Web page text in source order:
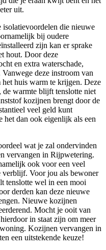
uit.
isolatievoordelen die nieuwe
bij oudere
zijn kan er sprake
hout. Door deze
en extra waterschade,
deze instroom van
huis warm te krijgen. Deze
de warmte blijft tenslotte niet
kozijnen brengt door de
veel geld kunt
het dan ook eigenlijk als een
wat je zal ondervinden
vervangen in Rijpwetering.
ook voor een veel
verblijf. Voor jou als bewoner
tenslotte wel in een mooi
derden kan deze nieuwe
Nieuwe kozijnen
Mocht je ooit van
in staat zijn om meer
Kozijnen vervangen in
een uitstekende keuze!